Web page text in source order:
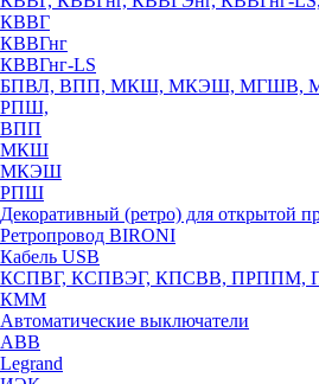
КВВГ
КВВГнг
КВВГнг-LS
БПВЛ, ВПП, МКШ, МКЭШ, МГШВ,
РПШ,
ВПП
МКШ
МКЭШ
РПШ
Декоративный (ретро) для открытой
Ретропровод BIRONI
Кабель USB
КСПВГ, КСПВЭГ, КПСВВ, ПРППМ,
КММ
Автоматические выключатели
ABB
Legrand